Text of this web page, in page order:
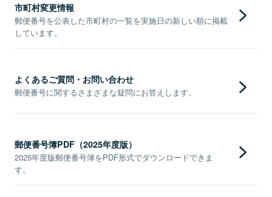
市町村変更情報
郵便番号を公表した市町村の一覧を実施日の新しい順に掲載
しています。
よくあるご質問・お問い合わせ
郵便番号に関するさまざまな疑問にお答えします。
郵便番号簿PDF（2025年度版）
2025年度版郵便番号簿をPDF形式でダウンロードできま
す。